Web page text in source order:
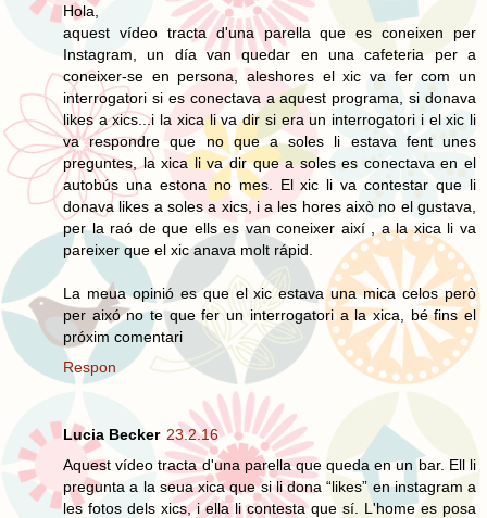
Hola,
aquest vídeo tracta d'una parella que es coneixen per
Instagram, un día van quedar en una cafeteria per a
coneixer-se en persona, aleshores el xic va fer com un
interrogatori si es conectava a aquest programa, si donava
likes a xics...i la xica li va dir si era un interrogatori i el xic li
va respondre que no que a soles li estava fent unes
preguntes, la xica li va dir que a soles es conectava en el
autobús una estona no mes. El xic li va contestar que li
donava likes a soles a xics, i a les hores això no el gustava,
per la raó de que ells es van coneixer així , a la xica li va
pareixer que el xic anava molt rápid.
La meua opinió es que el xic estava una mica celos però
per aixó no te que fer un interrogatori a la xica, bé fins el
próxim comentari
Respon
Lucia Becker 23.2.16
Aquest vídeo tracta d'una parella que queda en un bar. Ell li
pregunta a la seua xica que si li dona “likes” en instagram a
les fotos dels xics, i ella li contesta que sí. L'home es posa